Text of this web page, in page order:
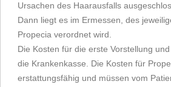
Ursachen des Haarausfalls
Dann liegt es im Ermessen, des
Propecia verordnet wird.
Die Kosten für die erste Vorstellung
die Krankenkasse. Die Kosten für
erstattungsfähig und müssen vom